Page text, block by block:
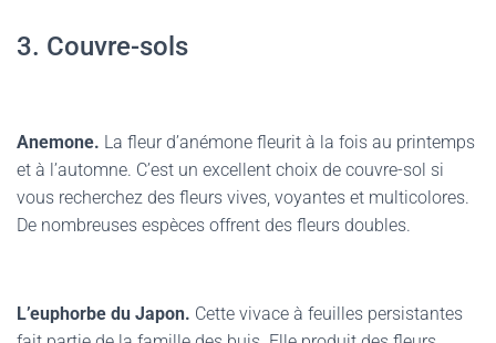
3. Couvre-sols
Anemone. La fleur d’anémone fleurit à la fois au printemps
et à l’automne. C’est un excellent choix de couvre-sol si
vous recherchez des fleurs vives, voyantes et multicolores.
De nombreuses espèces offrent des fleurs doubles.
L’euphorbe du Japon. Cette vivace à feuilles persistantes